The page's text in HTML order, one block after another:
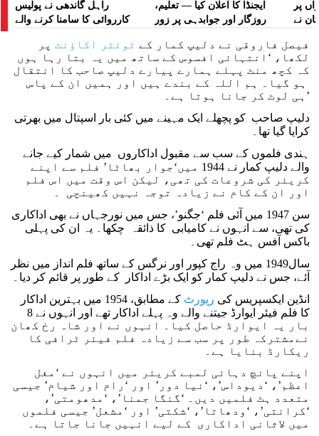
راہل گاندھی نے پولیس
کارروائی کا سامنا کرنے والے
ایجنڈا کا اعلان کیا — تعلیم،
روزگار اور جوابدہی پر زور
پر
نے
فیصل فاروقی نے دلیپ کمار کے ٹوئٹر اکاؤنٹ پر
لکھا، ‘انتہائی افسوس کے ساتھ میں یہ بتا رہا ہوں
کہ کچھ منٹ پہلے ہمارے پیارے دلیپ صاحب کا انتقال
ہو گیا۔ ہم اللہ کے بندے ہیں اور ہمیں ان کے پاس
ہی لوٹ کر جانا ہوتا ہے۔’
دلیپ صاحب کو پچھلے ایک مہینے میں کئی بار اسپتال میں بھرتی
کرایا گیا تھا۔
ہندی فلموں کے سب سے مقبول اداکاروں میں شمار کیے جانے
والے دلیپ کمار نے 1944 میں‘جوار بھاٹا’ فلم سے اپنے
کریئر کی شروعات کی تھی، لیکن اس وقت میں اس فلم
اور ان کے کام نے زیادہ توجہ نہیں کھینچی ۔
سن 1947 میں آئی فلم ‘جگنو’، جس میں نورجہاں نے بھی اداکاری
کی تھی، سے انہوں نے کامیابی کا ذائقہ چکھا۔ یہ ان کی پہلی
باکس آفس ہٹ فلم تھی۔
سال1949 میں وہ راج کپور اور نرگس کے ساتھ فلم انداز میں نظر
آئے، جس نے دلیپ کمار کو ایک بڑے اداکار کے طور پر قائم کر دیا۔
انڈین ایکسپریس کی رپورٹ
کے مطابق، 1954 میں بہترین اداکار
کا فلم فیئر ایوارڈ جیتنے والے وہ پہلے اداکار تھے اور انہوں نے 8
بار یہ ایوارڈ حاصل کیا۔ انہوں نے اور شاہ رخ کھان
نےمشترکہ طور پر سب سے زیادہ فلم فیئر ٹرافی کا
ریکارڈ بنایا ہے۔
اپنے پانچ دہائی لمبے کریئر میں انہوں نے ‘مغل
اعظم’، ‘دیوداس’، ‘نیا دور’ اور ‘رام اور شیام’ جیسی
متعدد ہٹ فلمیں دیں۔ ‘گنگا جمنا’، ‘مدھومتی’،
‘کرانتی’، ‘ودھاتا’، ‘شکتی’ اور ‘مشعل’ جیسی فلموں
میں لاثانی اداکاری کے لیے انہیں جانا جاتا ہے۔